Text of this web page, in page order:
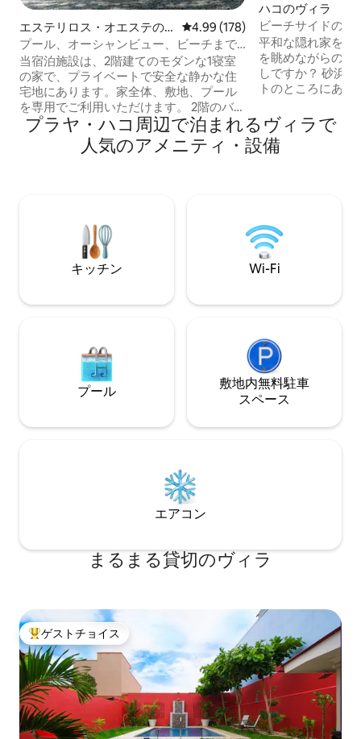
エステリロス・オエステの
ヴィラ
レビュー178件、5つ星中4.99つ
4.99 (178)
プール、オーシャンビュー、ビーチまで
徒歩圏内。
当宿泊施設は、2階建てのモダンな1寝室
の家で、プライベートで安全な静かな住
宅地にあります。家全体、敷地、プール
を専用でご利用いただけます。 2階のバル
コニーからは海の眺めとそよ風を、裏庭
の塩水プールからは海の風をお楽しみく
ださい。丘を下りて徒歩3分でビーチに直
イドガラスドアを開けると、庭とプール
エリアに出ます。プールエリアには、屋
外シャワー、ラウンジチェア、茅葺き屋
根のある日陰のくつろぎスペース、茅葺
テーブルが備わっています。 バリ風の専
とサンシェルフが備えられ、快適にお過
ごしいただけます。さらに、壁に取り付
けられたタブレットで操作できる滝や照
明も備わっています。 階段を上ると2階に
したオープンベッドルームと座り心地の
ド、ソファ、ミニ冷蔵庫、クローゼッ
ト、シャワー付きのバスルームがありま
す。お部屋には強力なエアコンが備わっ
ていますが、海風も心地よい温度を保ち
されたスマートテレビが用意されてお
り、お客様ご自身のストリーミングサー
た屋外バルコニーに出られます。 【ご注
意】こちらの宿泊施設は、キングベッド1
台とシングルベッド1台を備えた1ベッド
ルームの宿泊施設です。
ハコのヴィラ
ビーチサイドの
まで徒歩
平和な隠れ家をお
を眺めながらのト
しですか？ 砂浜
トのところにあ
クセスのカシー
快適な生活を提供
のはコスタリカの
る、楽園の一角、
ザを想像してみて
プラヤ・ハコ周⁠辺⁠で泊⁠ま⁠れ⁠るヴ⁠ィ⁠ラ⁠で
人⁠気⁠のア⁠メ⁠ニ⁠テ⁠ィ・設⁠備
キッチン Wi-Fi
プール
敷地内無料駐⁠車
ス⁠ペ⁠ー⁠ス
エアコン
まるまる貸切のヴィラ
大好評のゲストチョイスです。
ゲストチョイス